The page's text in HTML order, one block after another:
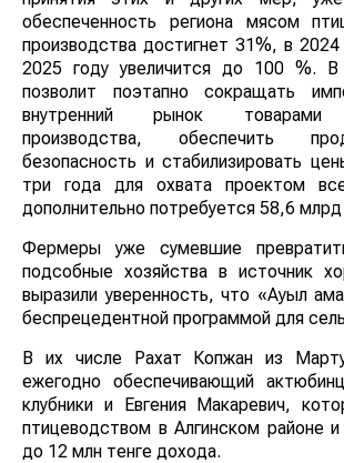
обеспеченность региона мясом
производства достигнет 31%, в
2025 году увеличится до 100 %.
позволит поэтапно сокращать
внутренний рынок товарами
производства, обеспечить
безопасность и стабилизировать
три года для охвата проектом
дополнительно потребуется 58,6 млрд
Фермеры уже сумевшие
подсобные хозяйства в источник
выразили уверенность, что «Ауыл
беспрецедентной программой для
В их числе Рахат Копжан из
ежегодно обеспечивающий
клубники и Евгения Макаревич,
птицеводством в Алгинском районе
до 12 млн тенге дохода.